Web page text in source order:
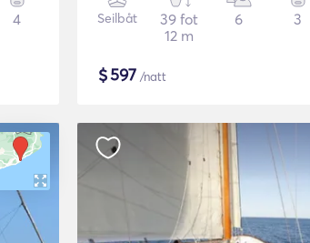
4 Seilbåt
39 fot
12 m
6 3
$597 /natt